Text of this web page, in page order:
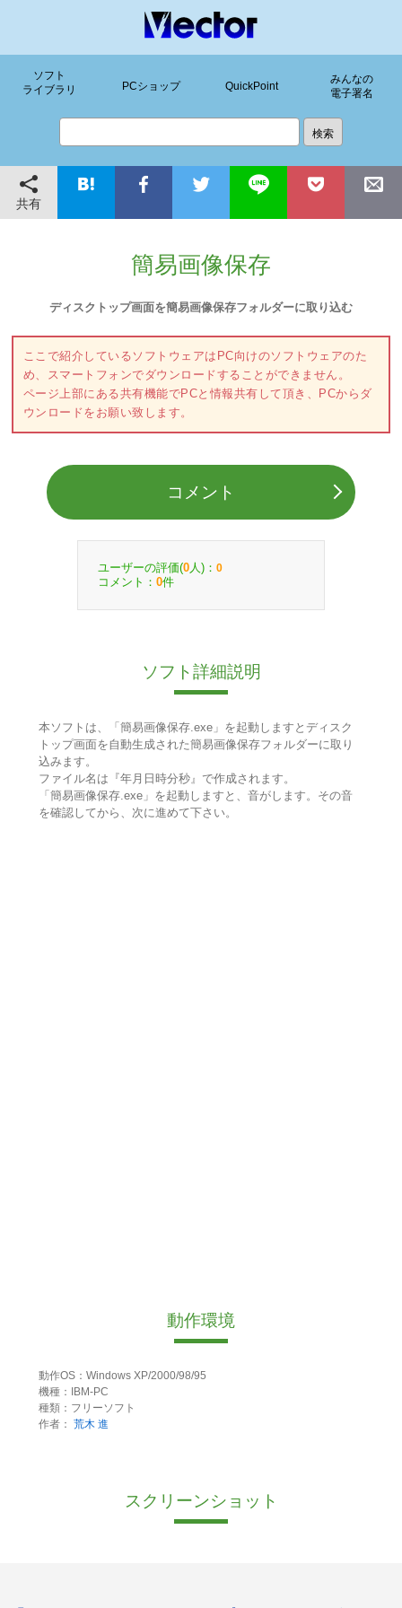
ソフト
ライブラリ
PCショップ QuickPoint
みんなの
電子署名
共有
簡易画像保存
ディスクトップ画面を簡易画像保存フォルダーに取り込む
ここで紹介しているソフトウェアはPC向けのソフトウェアのた
め、スマートフォンでダウンロードすることができません。
ページ上部にある共有機能でPCと情報共有して頂き、PCからダ
ウンロードをお願い致します。
コメント
ユーザーの評価(0 人)： 0
コメント： 0件
ソフト詳細説明
本ソフトは、「簡易画像保存.exe」を起動しますとディスク
トップ画面を自動生成された簡易画像保存フォルダーに取り
込みます。
ファイル名は『年月日時分秒』で作成されます。
「簡易画像保存.exe」を起動しますと、音がします。その音
を確認してから、次に進めて下さい。
動作環境
動作OS：Windows XP/2000/98/95
機種：IBM-PC
種類：フリーソフト
作者： 荒木 進
スクリーンショット